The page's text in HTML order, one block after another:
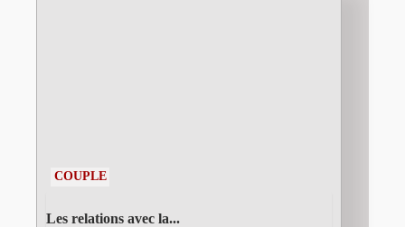
COUPLE
Les relations avec la...